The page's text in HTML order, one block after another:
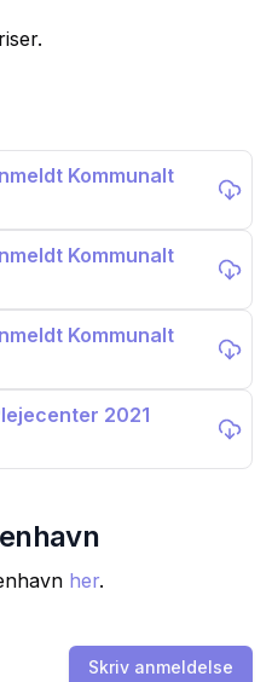
Kommunalt
Kommunalt
Kommunalt
2021
her.
Skriv anmeldelse